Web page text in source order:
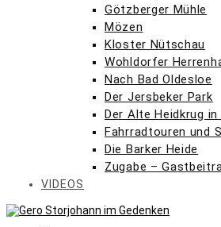
Götzberger Mühle
Mözen
Kloster Nütschau
Wohldorfer
Nach Bad Oldesloe
Der Jersbeker Park
Der Alte Heidkrug in
Fahrradtouren und
Die Barker Heide
Zugabe –
VIDEOS